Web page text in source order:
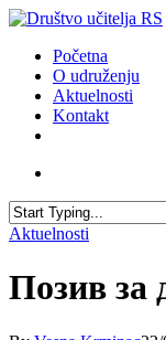
Skip
main
content
account
Menu
Početna
O udruženju
Aktuelnosti
Kontakt
Close
Aktuelnosti
Позив за